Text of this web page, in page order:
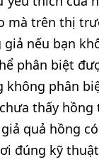
mà trên thị
giả nếu bạn
phân biệt
không phân
thấy hồng
giả quả hồng
đúng kỹ